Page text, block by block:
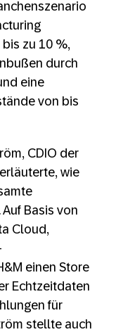
zu 10 %,
durch
eine
von bis
CDIO der
wie
Basis von
Cloud,
einen Store
Echtzeitdaten
für
stellte auch